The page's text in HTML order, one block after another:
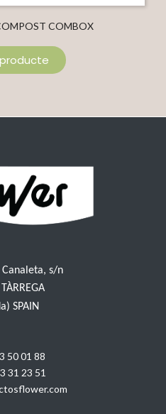
COMBOX
Canaleta, s/n
SPAIN
50 01 88
31 23 51